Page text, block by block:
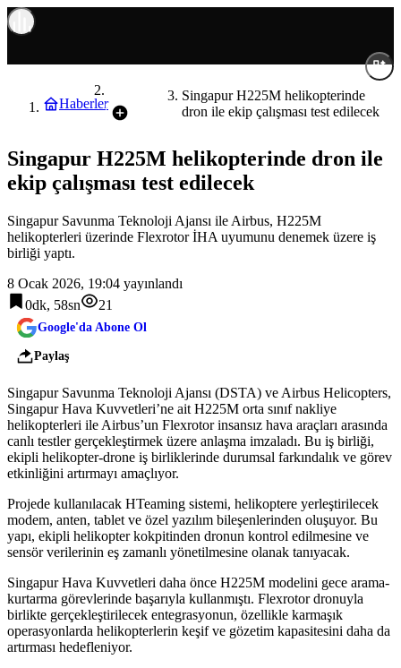
Haberler
Savunma
Singapur H225M helikopterinde
dron ile ekip çalışması test edilecek
Singapur H225M helikopterinde dron ile
ekip çalışması test edilecek
Singapur Savunma Teknoloji Ajansı ile Airbus, H225M
helikopterleri üzerinde Flexrotor İHA uyumunu denemek üzere iş
birliği yaptı.
8 Ocak 2026, 19:04 yayınlandı
0dk, 58sn
21
Google'da Abone Ol
Paylaş
Singapur Savunma Teknoloji Ajansı (DSTA) ve Airbus Helicopters,
Singapur Hava Kuvvetleri’ne ait H225M orta sınıf nakliye
helikopterleri ile Airbus’un Flexrotor insansız hava araçları arasında
canlı testler gerçekleştirmek üzere anlaşma imzaladı. Bu iş birliği,
ekipli helikopter-drone iş birliklerinde durumsal farkındalık ve görev
etkinliğini artırmayı amaçlıyor.
Projede kullanılacak HTeaming sistemi, helikoptere yerleştirilecek
modem, anten, tablet ve özel yazılım bileşenlerinden oluşuyor. Bu
yapı, ekipli helikopter kokpitinden dronun kontrol edilmesine ve
sensör verilerinin eş zamanlı yönetilmesine olanak tanıyacak.
Singapur Hava Kuvvetleri daha önce H225M modelini gece arama-
kurtarma görevlerinde başarıyla kullanmıştı. Flexrotor dronuyla
birlikte gerçekleştirilecek entegrasyonun, özellikle karmaşık
operasyonlarda helikopterlerin keşif ve gözetim kapasitesini daha da
artırması hedefleniyor.